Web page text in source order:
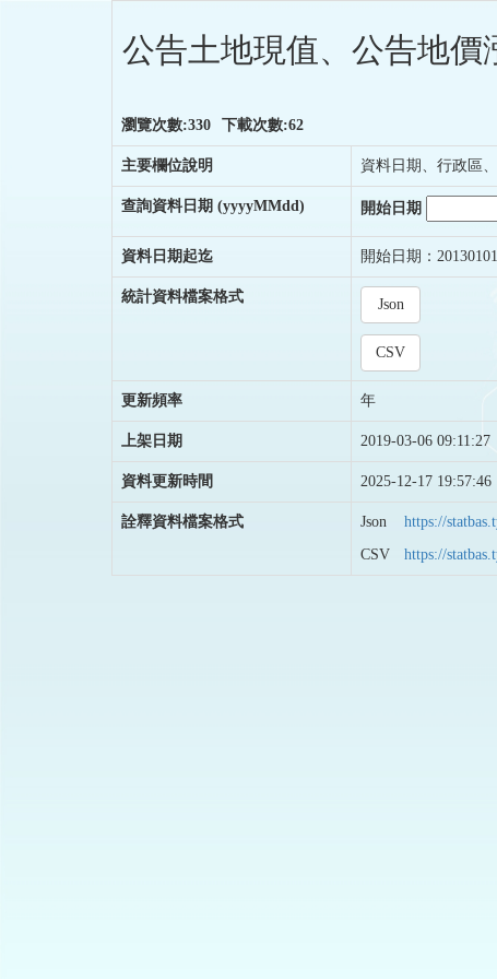
公告土地現值、公告地
瀏覽次數:330 下載次數:62
主要欄位說明 資料日期、行政區
查詢資料日期 (yyyyMMdd) 開始日期
資料日期起迄 開始日期：
統計資料檔案格式 Json
CSV
更新頻率 年
上架日期 2019-03-06 09:11:27
資料更新時間 2025-12-17 19:57:46
詮釋資料檔案格式 Json
https://
CSV
https://